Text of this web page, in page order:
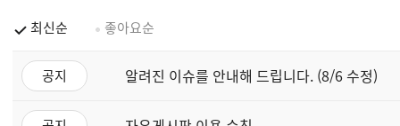
최신순 좋아요순
공지 알려진 이슈를 안내해 드립니다. (8/6 수정)